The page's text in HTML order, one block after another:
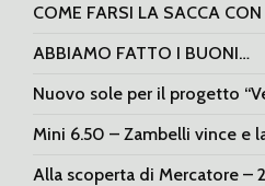
COME FARSI LA SACCA
ABBIAMO FATTO I BUONI…
Nuovo sole per il progetto
Mini 6.50 – Zambelli vince e
Alla scoperta di Mercatore –